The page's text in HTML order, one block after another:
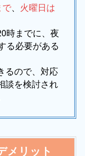
で、 火曜日は
時までに、夜
る必要がある
るので、対応
談を検討され
メリット